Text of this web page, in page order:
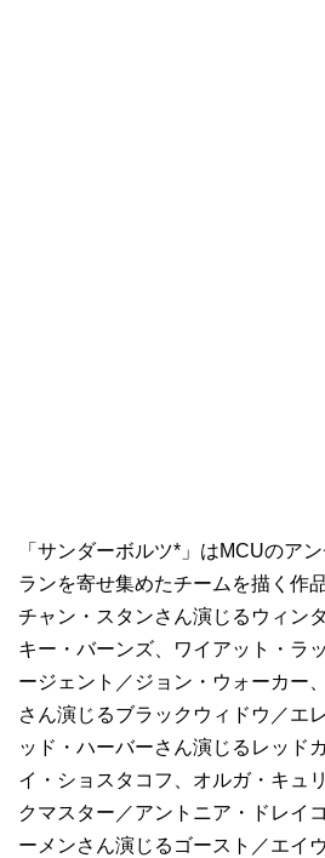
「サンダーボルツ*」はMCUのア
ランを寄せ集めたチームを描く作
チャン・スタンさん演じるウィン
キー・バーンズ、ワイアット・ラ
ージェント／ジョン・ウォーカー
さん演じるブラックウィドウ／エ
ッド・ハーバーさん演じるレッド
イ・ショスタコフ、オルガ・キュ
クマスター／アントニア・ドレイ
ーメンさん演じるゴースト／エイ